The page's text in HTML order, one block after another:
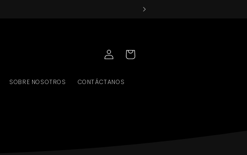
SOBRE NOSOTROS CONTÁCTANOS
INICIAR
SESIÓN
CARRITO